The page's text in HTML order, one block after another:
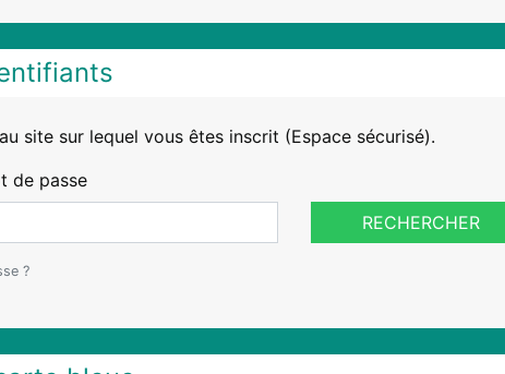
site sur lequel vous êtes inscrit (Espace sécurisé).
de passe
RECHERCHER
?